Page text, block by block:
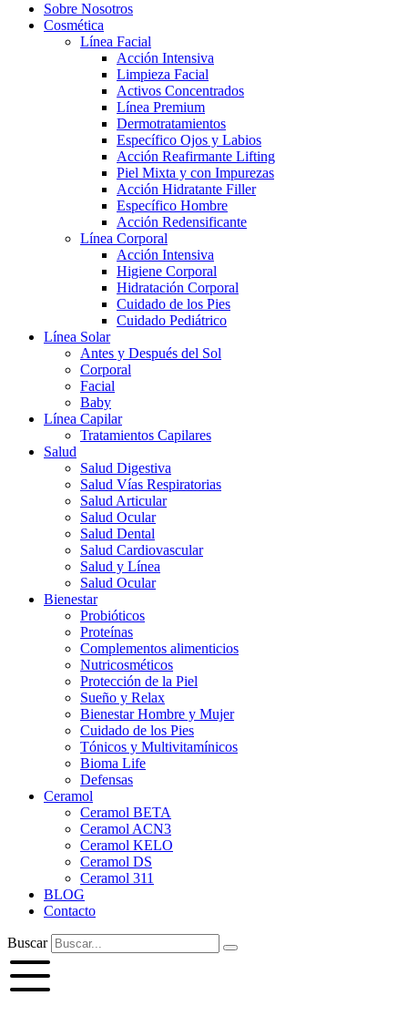
Sobre Nosotros
Cosmética
Línea Facial
Acción Intensiva
Limpieza Facial
Activos Concentrados
Línea Premium
Dermotratamientos
Específico Ojos y Labios
Acción Reafirmante Lifting
Piel Mixta y con Impurezas
Acción Hidratante Filler
Específico Hombre
Acción Redensificante
Línea Corporal
Acción Intensiva
Higiene Corporal
Hidratación Corporal
Cuidado de los Pies
Cuidado Pediátrico
Línea Solar
Antes y Después del Sol
Corporal
Facial
Baby
Línea Capilar
Tratamientos Capilares
Salud
Salud Digestiva
Salud Vías Respiratorias
Salud Articular
Salud Ocular
Salud Dental
Salud Cardiovascular
Salud y Línea
Salud Ocular
Bienestar
Probióticos
Proteínas
Complementos alimenticios
Nutricosméticos
Protección de la Piel
Sueño y Relax
Bienestar Hombre y Mujer
Cuidado de los Pies
Tónicos y Multivitamínicos
Bioma Life
Defensas
Ceramol
Ceramol BETA
Ceramol ACN3
Ceramol KELO
Ceramol DS
Ceramol 311
BLOG
Contacto
Buscar